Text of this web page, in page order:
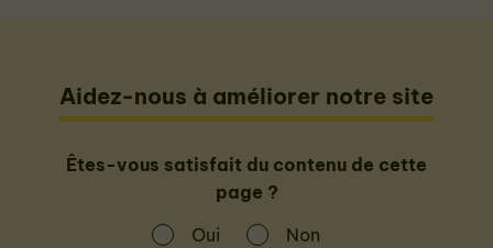
Aidez-nous à améliorer notre site
Êtes-vous satisfait du contenu de cette
page ?
Oui
Non